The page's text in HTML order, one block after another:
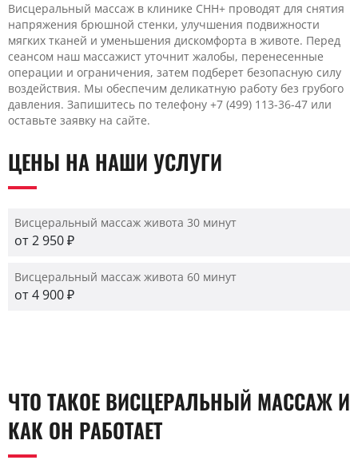
Висцеральный массаж в клинике CHH+ проводят для снятия
напряжения брюшной стенки, улучшения подвижности
мягких тканей и уменьшения дискомфорта в животе. Перед
сеансом наш массажист уточнит жалобы, перенесенные
операции и ограничения, затем подберет безопасную силу
воздействия. Мы обеспечим деликатную работу без грубого
давления. Запишитесь по телефону +7 (499) 113-36-47 или
оставьте заявку на сайте.
ЦЕНЫ НА НАШИ УСЛУГИ
Висцеральный массаж живота 30 минут
от 2 950 ₽
Висцеральный массаж живота 60 минут
от 4 900 ₽
ЧТО ТАКОЕ ВИСЦЕРАЛЬНЫЙ МАССАЖ И
КАК ОН РАБОТАЕТ